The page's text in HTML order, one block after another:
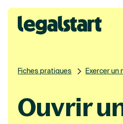
Legalstart
Fiches pratiques Exercer un
Ouvrir